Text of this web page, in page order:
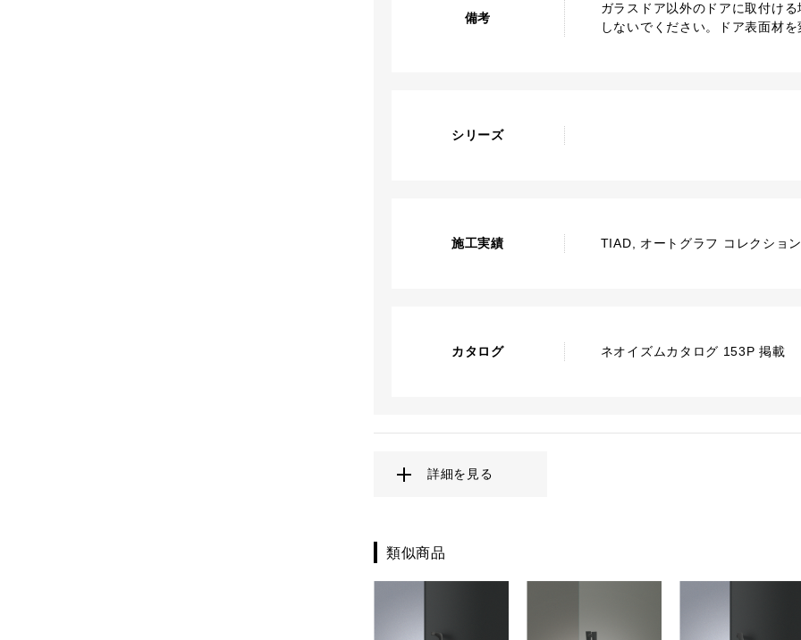
備考
ガラスドア以外のドアに取付け
しないでください。ドア表面材
シリーズ
施工実績 TIAD, オートグラフ コレクション
カタログ ネオイズムカタログ 153P 掲載
詳細を見る
類似商品